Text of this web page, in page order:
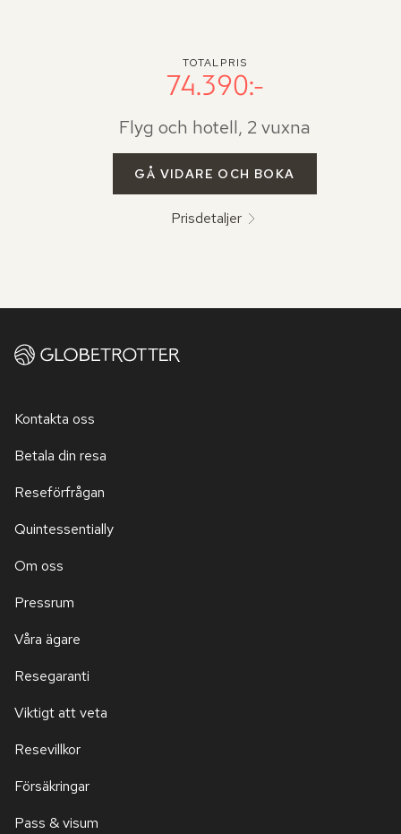
TOTALPRIS
74.390:-
Flyg och hotell, 2 vuxna
GÅ VIDARE OCH BOKA
Prisdetaljer
Kontakta oss
Betala din resa
Reseförfrågan
Quintessentially
Om oss
Pressrum
Våra ägare
Resegaranti
Viktigt att veta
Resevillkor
Försäkringar
Pass & visum